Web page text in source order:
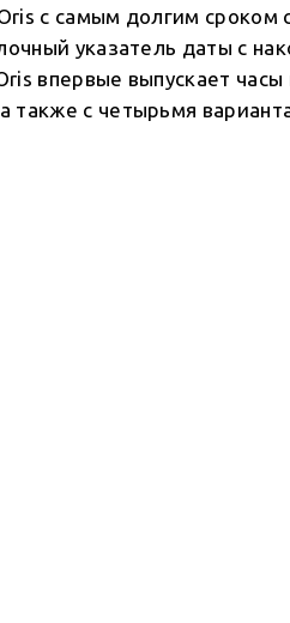
с самым долгим сроком
указатель даты с
впервые выпускает часы
с четырьмя